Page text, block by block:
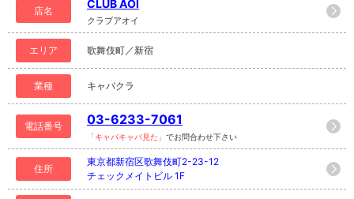
店名
CLUB AOI
クラブアオイ
エリア 歌舞伎町／新宿
業種 キャバクラ
電話番号 03-6233-7061
「キャバキャバ見た」 でお問合わせ下さい
住所
東京都新宿区歌舞伎町2-23-12
チェックメイトビル 1F